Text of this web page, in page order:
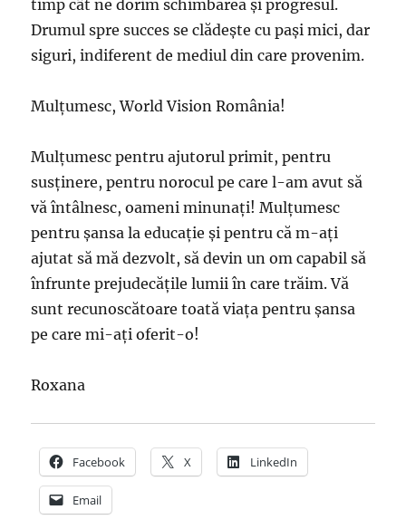
timp cât ne dorim schimbarea şi progresul.
Drumul spre succes se clădeşte cu paşi mici, dar
siguri, indiferent de mediul din care provenim.
Mulţumesc, World Vision România!
Mulţumesc pentru ajutorul primit, pentru
susţinere, pentru norocul pe care l-am avut să
vă întâlnesc, oameni minunaţi! Mulţumesc
pentru şansa la educaţie şi pentru că m-aţi
ajutat să mă dezvolt, să devin un om capabil să
înfrunte prejudecăţile lumii în care trăim. Vă
sunt recunoscătoare toată viaţa pentru şansa
pe care mi-aţi oferit-o!
Roxana
Facebook X LinkedIn
Email